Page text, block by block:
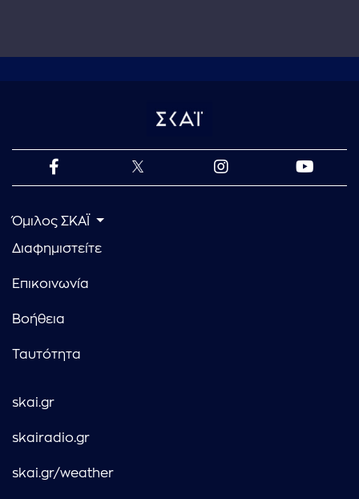
Όμιλος ΣΚΑΪ
Διαφημιστείτε
Επικοινωνία
Βοήθεια
Ταυτότητα
skai.gr
skairadio.gr
skai.gr/weather